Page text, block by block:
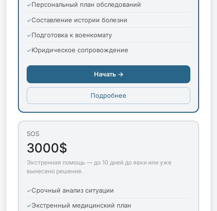
Персональный план обследований
Составление истории болезни
Подготовка к военкомату
Юридическое сопровождение
Начать →
Подробнее
SOS
3000$
Экстренная помощь — до 10 дней до явки или уже
вынесено решение.
Срочный анализ ситуации
Экстренный медицинский план